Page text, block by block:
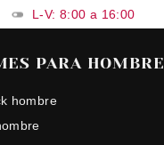
L-V: 8:00 a 16:00
PARA HOMBRE
hombre